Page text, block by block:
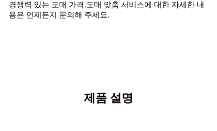
경쟁력 있는 도매 가격.도매 맞춤 서비스에 대한 자세한 내
용은 언제든지 문의해 주세요.
제품 설명